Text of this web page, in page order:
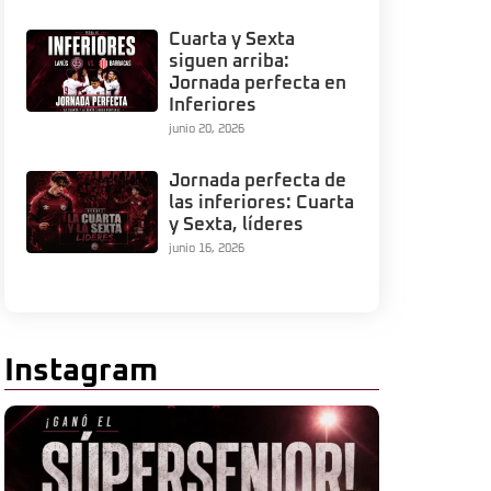
Cuarta y Sexta
siguen arriba:
Jornada perfecta en
Inferiores
junio 20, 2026
Jornada perfecta de
las inferiores: Cuarta
y Sexta, líderes
junio 16, 2026
Instagram